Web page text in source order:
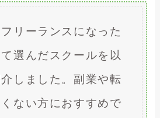
リーランスになった
選んだスクールを以
しました。副業や転
ない方におすすめで